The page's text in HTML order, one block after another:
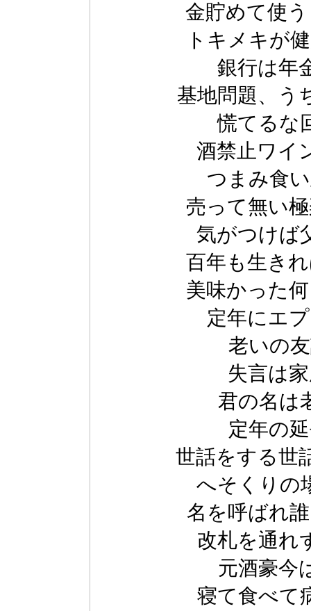
金貯めて使
トキメキが
銀行は年
基地問題、う
慌てるな
酒禁止ワイ
つまみ食
売って無い
気がつけば
百年も生き
美味かった
定年にエ
老いの
失言は
君の名は
定年の
世話をする世
へそくりの
名を呼ばれ
改札を通れ
元酒豪今
寝て食べて